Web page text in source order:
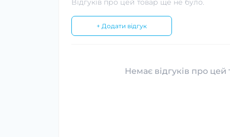
Відгуків про цей товар ще не було.
+ Додати відгук
Немає відгуків про цей